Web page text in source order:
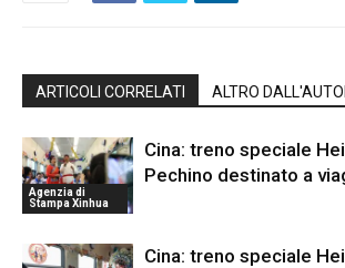
ARTICOLI CORRELATI ALTRO
Agenzia di
Stampa Xinhua
Cina: treno speciale
Pechino destinato a
Cina: treno speciale